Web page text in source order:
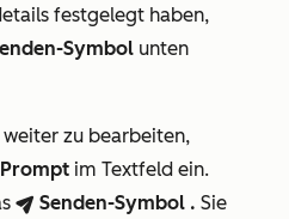
festgelegt haben,
Symbol unten
zu bearbeiten,
Prompt im Textfeld ein.
breezeSendIcon Senden-Symbol . Sie